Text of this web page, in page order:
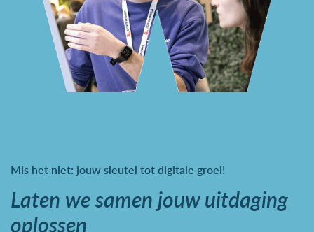
Mis het niet: jouw sleutel tot digitale groei!
Laten we samen jouw uitdaging
oplossen